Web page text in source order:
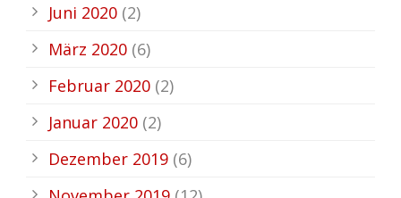
Juni 2020 (2)
März 2020 (6)
Februar 2020 (2)
Januar 2020 (2)
Dezember 2019 (6)